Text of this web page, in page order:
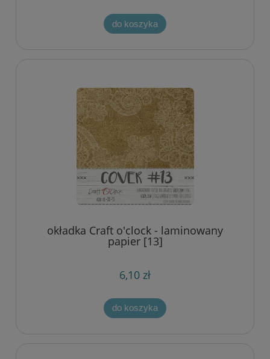
do koszyka
okładka Craft o'clock - laminowany
papier [13]
6,10 zł
do koszyka